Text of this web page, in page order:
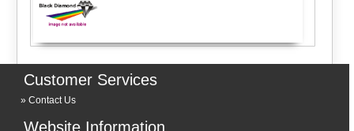
Customer Services
Contact Us
Website Information